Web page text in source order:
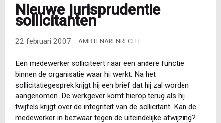
Nieuwe jurisprudentie
sollicitanten
22 februari 2007 AMBTENARENRECHT
Een medewerker solliciteert naar een andere functie
binnen de organisatie waar hij werkt. Na het
sollicitatiegesprek krijgt hij een brief dat hij zal worden
aangenomen. De werkgever komt hierop terug als hij
twijfels krijgt over de integriteit van de sollicitant. Kan de
medewerker in bezwaar tegen de uiteindelijke afwijzing?